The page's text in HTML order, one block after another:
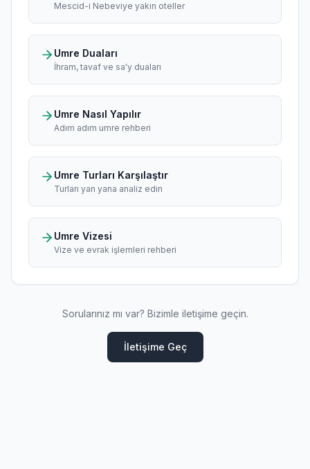
Mescid-i Nebeviye yakın oteller
Umre Duaları
İhram, tavaf ve sa'y duaları
Umre Nasıl Yapılır
Adım adım umre rehberi
Umre Turları Karşılaştır
Turları yan yana analiz edin
Umre Vizesi
Vize ve evrak işlemleri rehberi
Sorularınız mı var? Bizimle iletişime geçin.
İletişime Geç